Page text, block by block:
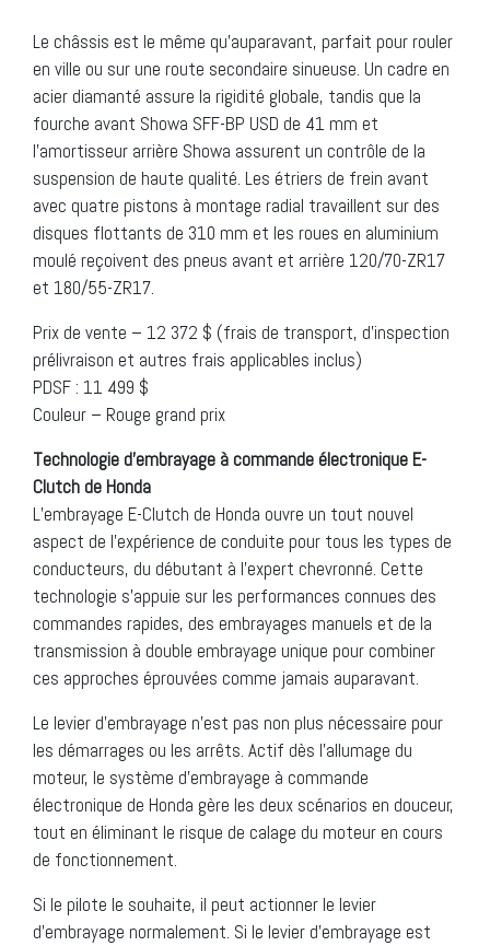
Le châssis est le même qu’auparavant, parfait pour rouler
en ville ou sur une route secondaire sinueuse. Un cadre en
acier diamanté assure la rigidité globale, tandis que la
fourche avant Showa SFF-BP USD de 41 mm et
l’amortisseur arrière Showa assurent un contrôle de la
suspension de haute qualité. Les étriers de frein avant
avec quatre pistons à montage radial travaillent sur des
disques flottants de 310 mm et les roues en aluminium
moulé reçoivent des pneus avant et arrière 120/70-ZR17
et 180/55-ZR17.
Prix de vente – 12 372 $ (frais de transport, d’inspection
prélivraison et autres frais applicables inclus)
PDSF : 11 499 $
Couleur – Rouge grand prix
Technologie d’embrayage à commande électronique E-
Clutch de Honda
L’embrayage E-Clutch de Honda ouvre un tout nouvel
aspect de l’expérience de conduite pour tous les types de
conducteurs, du débutant à l’expert chevronné. Cette
technologie s’appuie sur les performances connues des
commandes rapides, des embrayages manuels et de la
transmission à double embrayage unique pour combiner
ces approches éprouvées comme jamais auparavant.
Le levier d’embrayage n’est pas non plus nécessaire pour
les démarrages ou les arrêts. Actif dès l’allumage du
moteur, le système d’embrayage à commande
électronique de Honda gère les deux scénarios en douceur,
tout en éliminant le risque de calage du moteur en cours
de fonctionnement.
Si le pilote le souhaite, il peut actionner le levier
d’embrayage normalement. Si le levier d’embrayage est